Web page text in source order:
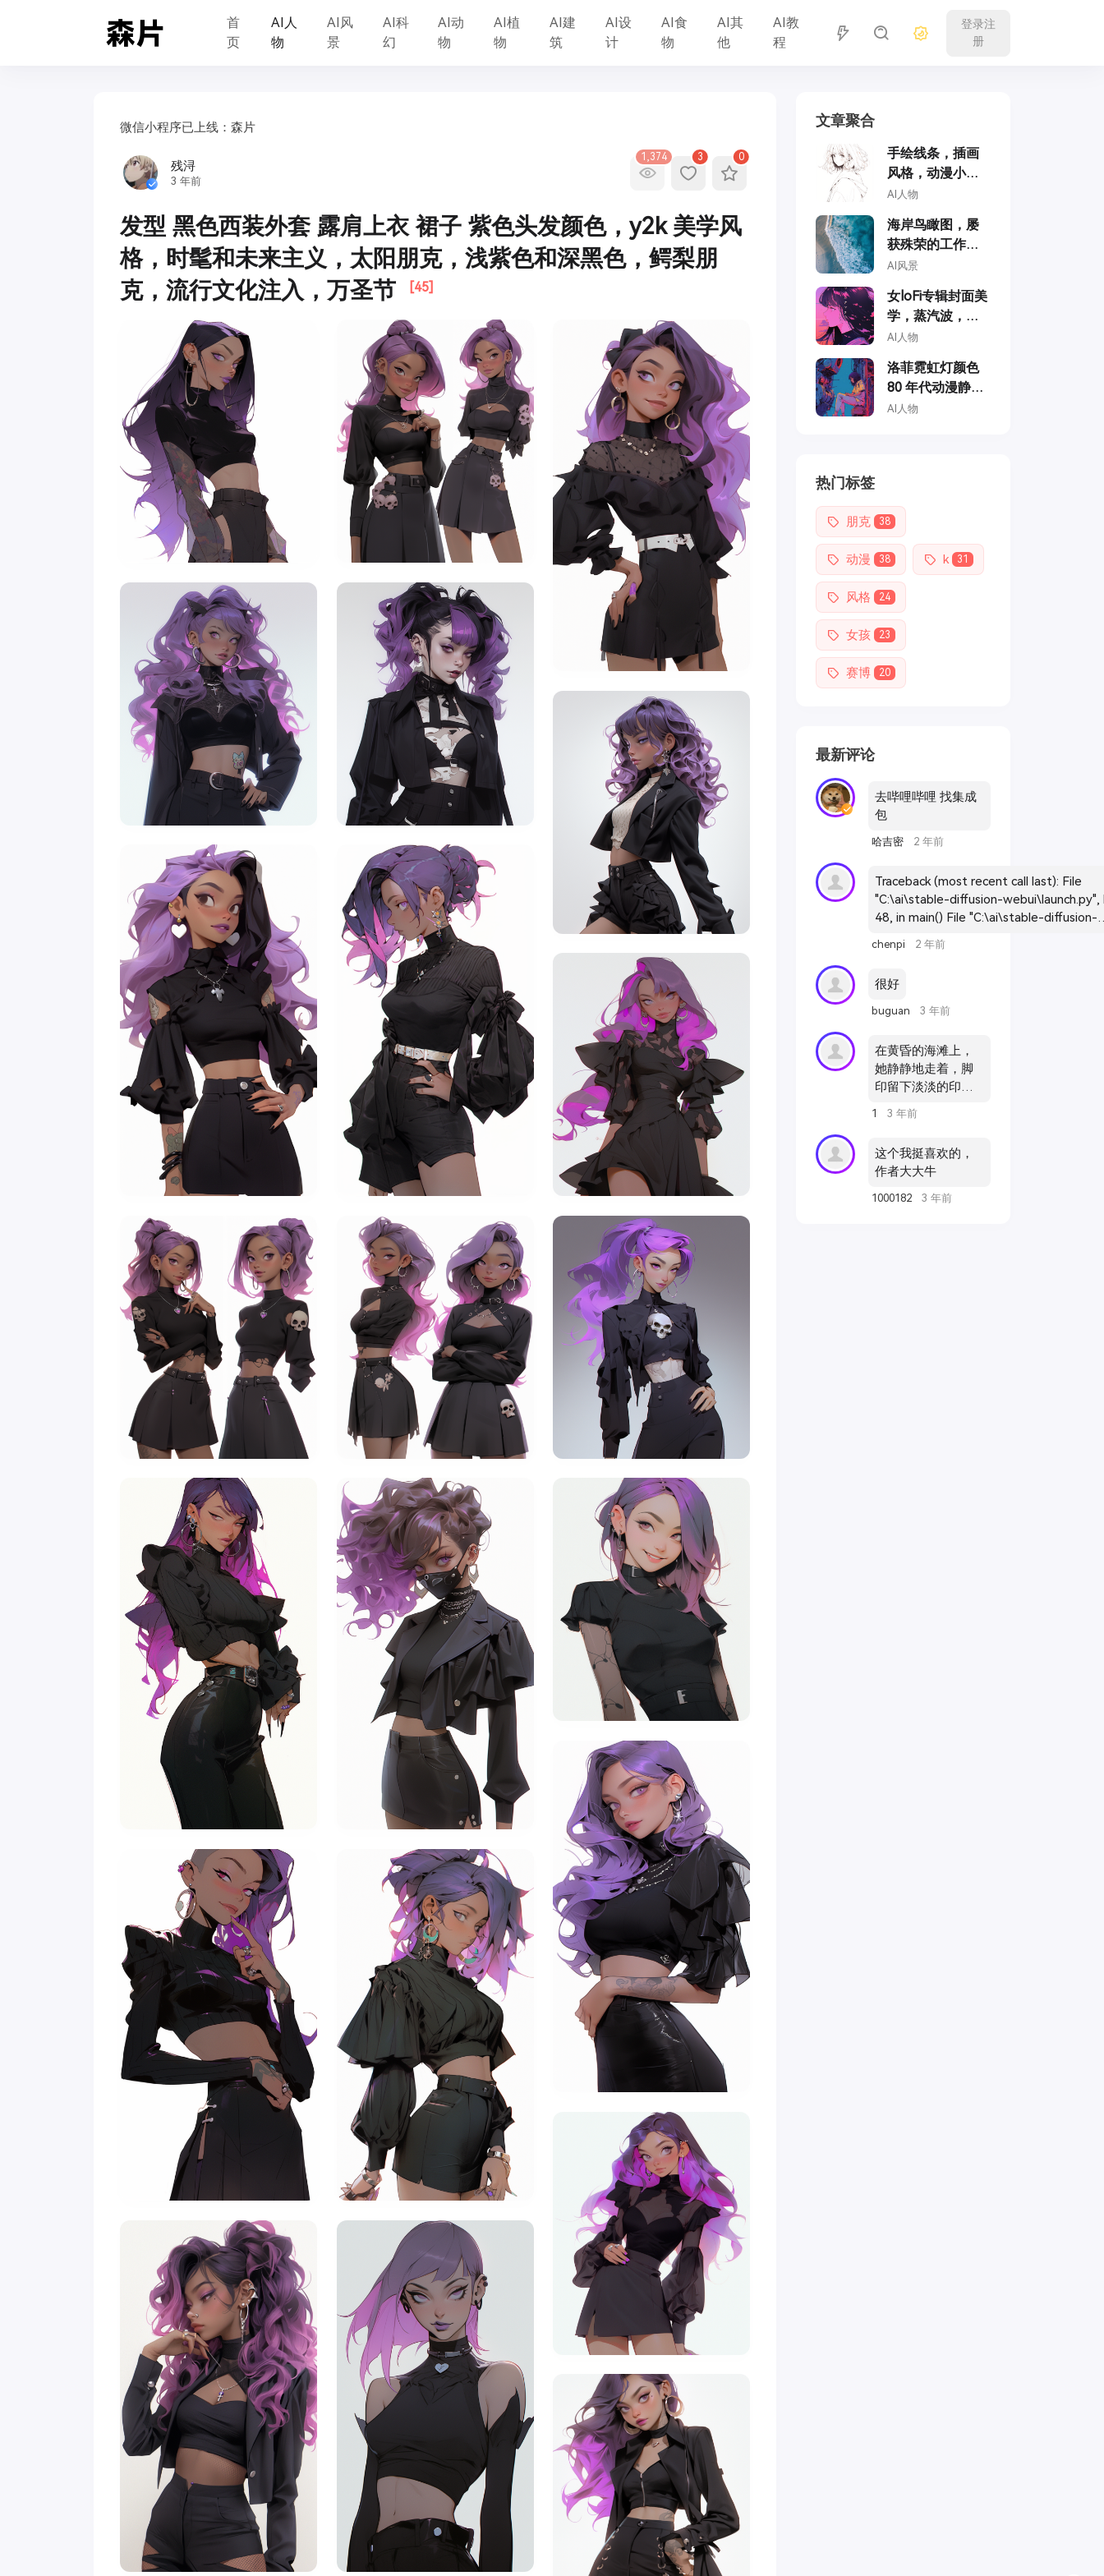
首
页
AI人
物
AI风
景
AI科
幻
AI动
物
AI植
物
AI建
筑
AI设
计
AI食
物
AI其
他
AI教
程
登录注
册
微信小程序已上线：森片
残浔
3 年前
1,374 3 0
发型 黑色西装外套 露肩上衣 裙子 紫色头发颜色，y2k 美学风
格，时髦和未来主义，太阳朋克，浅紫色和深黑色，鳄梨朋
克，流行文化注入，万圣节
[45]
文章聚合
手绘线条，插画
风格，动漫小女
孩
AI人物
海岸鸟瞰图，屡
获殊荣的工作室
摄影，专业色彩
影，无对比度，
干净锐焦数码摄
影
AI风景
女loFi专辑封面美
学，蒸汽波，动
漫风格，全彩，
AI人物
洛菲霓虹灯颜色
80 年代动漫静
止，修理机甲的
AI人物
热门标签
朋克 38
动漫 38 k 31
风格 24
女孩 23
赛博 20
最新评论
去哔哩哔哩 找集成
包
哈吉密 2 年前
Traceback (most recent call last): File
"C:\ai\stable-diffusion-webui\launch.py",
48, in main() File "C:\ai\stable-diffusion-
webui\launch.py", line 39, in main
prepare_environment() File "C:\ai\stable-
411, in prepare_environment
git_clone(assets_repo, repo_dir('stable-
assets_commit_hash) File "C:\ai\stable-
diffusion-
192, in git_clone run(f'"{git}" clone --config
{name} into {dir}...", f"Couldn't clone
webui\modules\launch_utils.py", line
run raise RuntimeError("\n".join(error_bits))
Command: "git" clone --config
chenpi 2 年前
很好
buguan 3 年前
在黄昏的海滩上，
她静静地走着，脚
印留下淡淡的印
记，波浪轻轻拍打
着沙滩，与她离别
空气中，反差明显
的黑白摄影风格，
用胶片相机拍摄，
1 3 年前
这个我挺喜欢的，
作者大大牛
1000182 3 年前